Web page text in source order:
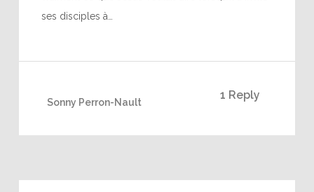
ses disciples à…
1 Reply
Sonny Perron-Nault